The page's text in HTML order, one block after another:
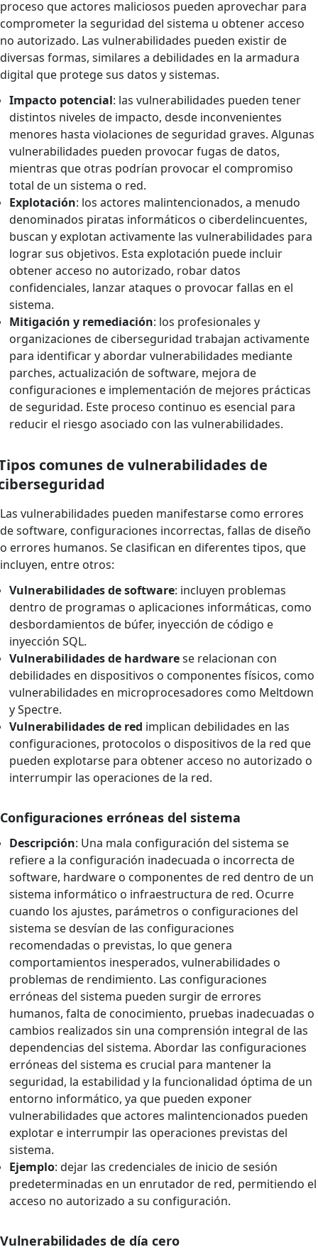
proceso que actores maliciosos pueden aprovechar para
comprometer la seguridad del sistema u obtener acceso
no autorizado. Las vulnerabilidades pueden existir de
diversas formas, similares a debilidades en la armadura
digital que protege sus datos y sistemas.
Impacto potencial: las vulnerabilidades pueden tener
distintos niveles de impacto, desde inconvenientes
menores hasta violaciones de seguridad graves. Algunas
vulnerabilidades pueden provocar fugas de datos,
mientras que otras podrían provocar el compromiso
total de un sistema o red.
Explotación: los actores malintencionados, a menudo
denominados piratas informáticos o ciberdelincuentes,
buscan y explotan activamente las vulnerabilidades para
lograr sus objetivos. Esta explotación puede incluir
obtener acceso no autorizado, robar datos
confidenciales, lanzar ataques o provocar fallas en el
sistema.
Mitigación y remediación: los profesionales y
organizaciones de ciberseguridad trabajan activamente
para identificar y abordar vulnerabilidades mediante
parches, actualización de software, mejora de
configuraciones e implementación de mejores prácticas
de seguridad. Este proceso continuo es esencial para
reducir el riesgo asociado con las vulnerabilidades.
comunes de vulnerabilidades de
Las vulnerabilidades pueden manifestarse como errores
de software, configuraciones incorrectas, fallas de diseño
o errores humanos. Se clasifican en diferentes tipos, que
incluyen, entre otros:
Vulnerabilidades de software: incluyen problemas
dentro de programas o aplicaciones informáticas, como
desbordamientos de búfer, inyección de código e
inyección SQL.
Vulnerabilidades de hardwarese relacionan con
debilidades en dispositivos o componentes físicos, como
vulnerabilidades en microprocesadores como Meltdown
y Spectre.
Vulnerabilidades de red implican debilidades en las
configuraciones, protocolos o dispositivos de la red que
pueden explotarse para obtener acceso no autorizado o
interrumpir las operaciones de la red.
Configuraciones erróneas del sistema
Descripción: Una mala configuración del sistema se
refiere a la configuración inadecuada o incorrecta de
software, hardware o componentes de red dentro de un
sistema informático o infraestructura de red. Ocurre
cuando los ajustes, parámetros o configuraciones del
sistema se desvían de las configuraciones
recomendadas o previstas, lo que genera
comportamientos inesperados, vulnerabilidades o
problemas de rendimiento. Las configuraciones
erróneas del sistema pueden surgir de errores
humanos, falta de conocimiento, pruebas inadecuadas o
cambios realizados sin una comprensión integral de las
dependencias del sistema. Abordar las configuraciones
erróneas del sistema es crucial para mantener la
seguridad, la estabilidad y la funcionalidad óptima de un
entorno informático, ya que pueden exponer
vulnerabilidades que actores malintencionados pueden
explotar e interrumpir las operaciones previstas del
sistema.
Ejemplo: dejar las credenciales de inicio de sesión
predeterminadas en un enrutador de red, permitiendo el
acceso no autorizado a su configuración.
Vulnerabilidades de día cero